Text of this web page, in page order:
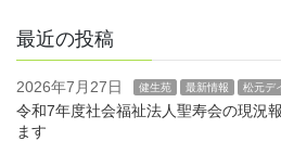
最近の投稿
2026年7月27日 健生苑 最新情報 松元デ
令和7年度社会福祉法人聖寿会の現況
ます